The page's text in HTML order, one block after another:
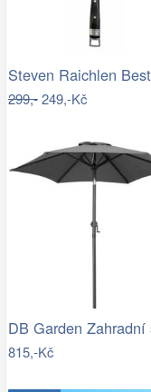
299,-249,-Kč
815,-Kč